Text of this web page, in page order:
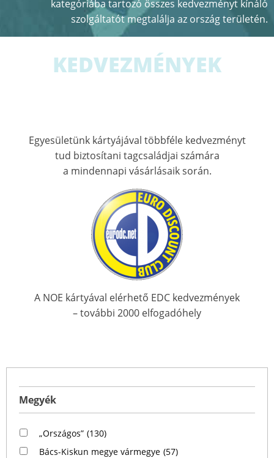
kategóriába tartozó összes kedvezményt kínáló
szolgáltatót megtalálja az ország területén.
KEDVEZMÉNYEK
Egyesületünk kártyájával többféle kedvezményt
tud biztosítani tagcsaládjai számára
a mindennapi vásárlásaik során.
A NOE kártyával elérhető EDC kedvezmények
– további 2000 elfogadóhely
Megyék
„Országos” (130)
Bács-Kiskun megye vármegye (57)